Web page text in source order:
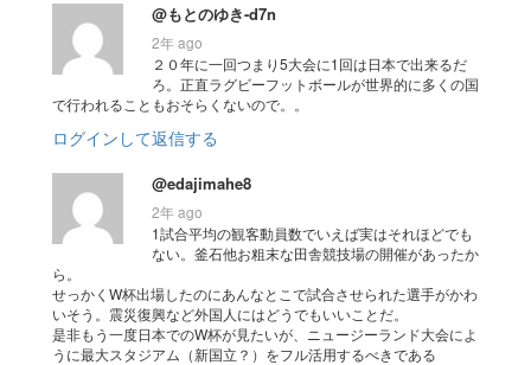
@もとのゆき-d7n
2年 ago
２０年に一回つまり5大会に1回は日本で出来るだ
ろ。正直ラグビーフットボールが世界的に多くの国
で行われることもおそらくないので。。
ログインして返信する
@edajimahe8
2年 ago
1試合平均の観客動員数でいえば実はそれほどでも
ない。釜石他お粗末な田舎競技場の開催があったか
ら。
せっかくW杯出場したのにあんなとこで試合させられた選手がかわ
いそう。震災復興など外国人にはどうでもいいことだ。
是非もう一度日本でのW杯が見たいが、ニュージーランド大会によ
うに最大スタジアム（新国立？）をフル活用するべきである